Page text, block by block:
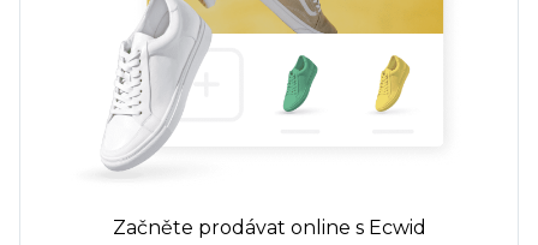
Začněte prodávat online s Ecwid